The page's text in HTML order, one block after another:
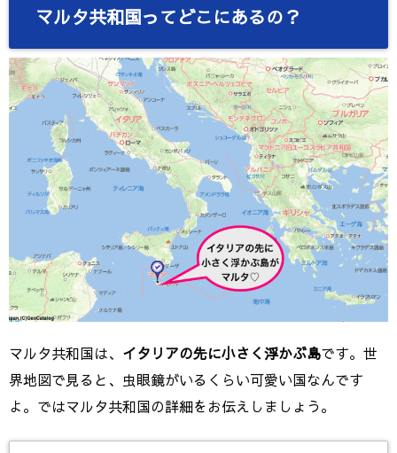
マルタ共和国ってどこにあるの？
マルタ共和国は、 イタリアの先に小さく浮かぶ島です。世
界地図で見ると、虫眼鏡がいるくらい可愛い国なんです
よ。ではマルタ共和国の詳細をお伝えしましょう。